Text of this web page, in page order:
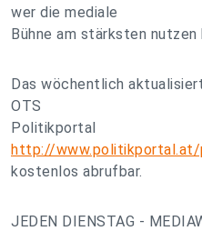
wer die mediale
Bühne am stärksten nutzen
Das wöchentlich
OTS
Politikportal
http://www.politikportal.at/
kostenlos abrufbar.
JEDEN DIENSTAG -